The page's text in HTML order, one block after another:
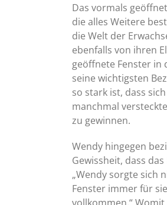
Das vormals
die alles Weitere
die Welt der
ebenfalls von ihren
geöffnete Fenster in
seine wichtigsten
so stark ist, dass
manchmal
zu gewinnen.
Wendy hingegen
Gewissheit, dass
„Wendy sorgte sich
Fenster immer für